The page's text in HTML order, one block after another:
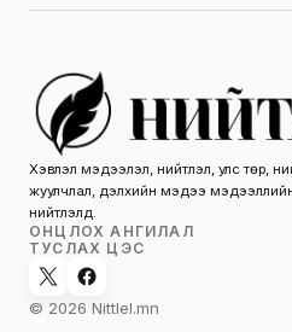
Хэвлэл мэдээлэл, нийтлэл, улс төр,
жуулчлал, дэлхийн мэдээ
нийтлэлүүд.
ОНЦЛОХ АНГИЛАЛ
ТУСЛАХ ЦЭС
© 2026 Nittlel.mn